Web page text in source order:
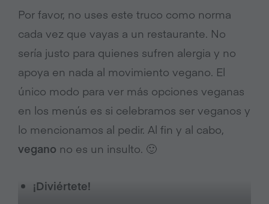
Por favor, no uses este truco como norma
cada vez que vayas a un restaurante. No
sería justo para quienes sufren alergia y no
apoya en nada al movimiento vegano. El
único modo para ver más opciones veganas
en los menús es si celebramos ser veganos y
lo mencionamos al pedir. Al fin y al cabo,
vegano no es un insulto. 🙂
¡Diviértete!